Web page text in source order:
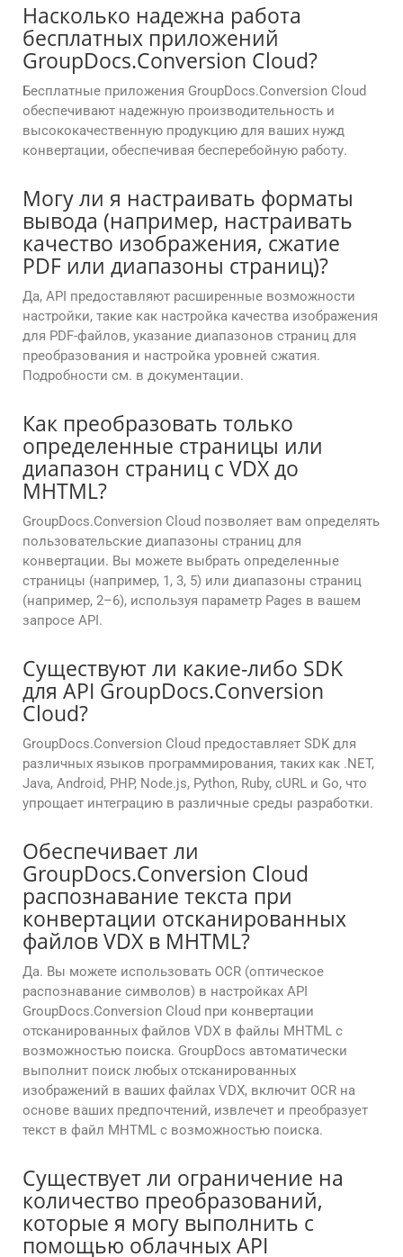
Насколько надежна работа
бесплатных приложений
GroupDocs.Conversion Cloud?
Бесплатные приложения GroupDocs.Conversion Cloud
обеспечивают надежную производительность и
высококачественную продукцию для ваших нужд
конвертации, обеспечивая бесперебойную работу.
Могу ли я настраивать форматы
вывода (например, настраивать
качество изображения, сжатие
PDF или диапазоны страниц)?
Да, API предоставляют расширенные возможности
настройки, такие как настройка качества изображения
для PDF-файлов, указание диапазонов страниц для
преобразования и настройка уровней сжатия.
Подробности см. в документации.
Как преобразовать только
определенные страницы или
диапазон страниц с VDX до
MHTML?
GroupDocs.Conversion Cloud позволяет вам определять
пользовательские диапазоны страниц для
конвертации. Вы можете выбрать определенные
страницы (например, 1, 3, 5) или диапазоны страниц
(например, 2–6), используя параметр Pages в вашем
запросе API.
Существуют ли какие-либо SDK
для API GroupDocs.Conversion
Cloud?
GroupDocs.Conversion Cloud предоставляет SDK для
различных языков программирования, таких как .NET,
Java, Android, PHP, Node.js, Python, Ruby, cURL и Go, что
упрощает интеграцию в различные среды разработки.
Обеспечивает ли
GroupDocs.Conversion Cloud
распознавание текста при
конвертации отсканированных
файлов VDX в MHTML?
Да. Вы можете использовать OCR (оптическое
распознавание символов) в настройках API
GroupDocs.Conversion Cloud при конвертации
отсканированных файлов VDX в файлы MHTML с
возможностью поиска. GroupDocs автоматически
выполнит поиск любых отсканированных
изображений в ваших файлах VDX, включит OCR на
основе ваших предпочтений, извлечет и преобразует
текст в файл MHTML с возможностью поиска.
Существует ли ограничение на
количество преобразований,
которые я могу выполнить с
помощью облачных API